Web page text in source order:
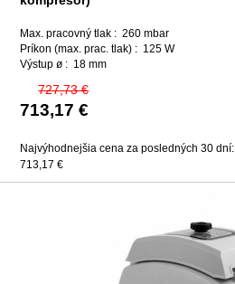
Max. pracovný tlak : 260 mbar
Príkon (max. prac. tlak) : 125 W
Výstup ø : 18 mm
727,73 €
713,17 €
Najvýhodnejšia cena za posledných 30 dní:
713,17 €